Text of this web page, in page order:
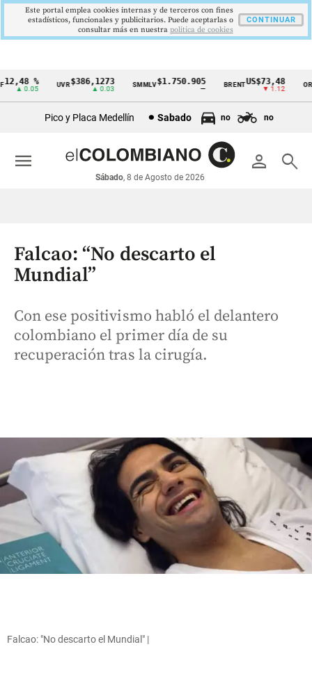
Cintillo
económicos
Colombia
%
▲ 0.05
UVR$386,1273
▲ 0.03
SMMLV$1.750.905 BRENTUS$73,48
▼ 1.12
ORO
Pico y Placa Medellín Sabado no no
person search
Sábado, 8 de Agosto de 2026
menu
Falcao: “No descarto el
Mundial”
Con ese positivismo habló el delantero
colombiano el primer día de su
recuperación tras la cirugía.
Falcao: "No descarto el Mundial" |
Este portal emplea cookies internas y de terceros con fines
estadísticos, funcionales y publicitarios. Puede aceptarlas o
consultar más en nuestra politica de cookies
CONTINUAR